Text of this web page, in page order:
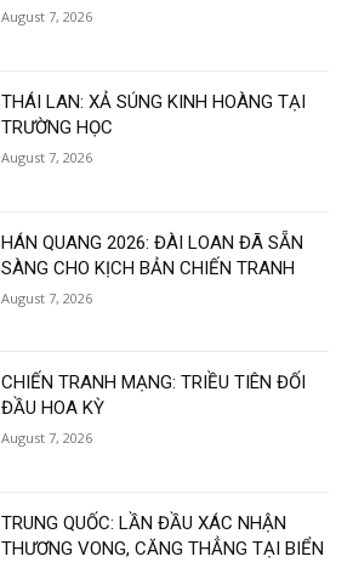
August 7, 2026
THÁI LAN: XẢ SÚNG KINH HOÀNG TẠI
TRƯỜNG HỌC
August 7, 2026
HÁN QUANG 2026: ĐÀI LOAN ĐÃ SẴN
SÀNG CHO KỊCH BẢN CHIẾN TRANH
August 7, 2026
CHIẾN TRANH MẠNG: TRIỀU TIÊN ĐỐI
ĐẦU HOA KỲ
August 7, 2026
TRUNG QUỐC: LẦN ĐẦU XÁC NHẬN
THƯƠNG VONG, CĂNG THẲNG TẠI BIỂN